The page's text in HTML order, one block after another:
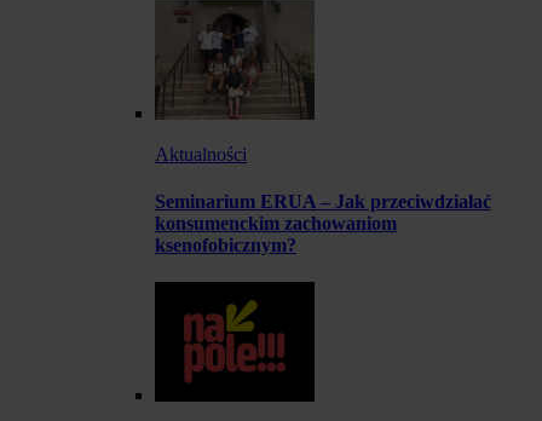
Aktualności
Seminarium ERUA – Jak przeciwdziałać
konsumenckim zachowaniom
ksenofobicznym?